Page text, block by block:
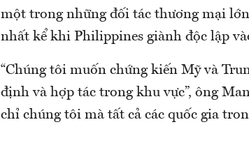
một trong những đối tác thương mại
nhất kể khi Philippines giành độc lập
“Chúng tôi muốn chứng kiến Mỹ và
định và hợp tác trong khu vực”, ông
chỉ chúng tôi mà tất cả các quốc gia